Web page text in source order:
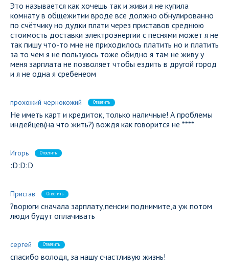
Это называется как хочешь так и живи я не купила
комнату в общежитии вроде все должно обнулированно
по счётчику но дудки плати через приставов среднюю
стоимость доставки электроэнергии с песнями может я не
так пишу что-то мне не приходилось платить но и платить
за то чем я не пользуюсь тоже обидно я там не живу у
меня зарплата не позволяет чтобы ездить в другой город
и я не одна я сребенеом
прохожий чернокожий Ответить
Не иметь карт и кредиток, только наличные! А проблемы
индейцев(на что жить?) вождя как говорится не ****
Игорь Ответить
:D:D:D
Пристав Ответить
?ворюги сначала зарплату,пенсии поднимите,а уж потом
люди будут оплачивать
сергей Ответить
спасибо володя, за нашу счастливую жизнь!